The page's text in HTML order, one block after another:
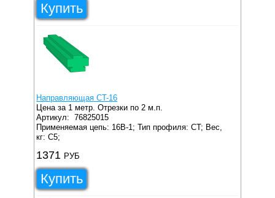
Купить
Направляющая CT-16
Цена за 1 метр. Отрезки по 2 м.п.
Артикул:76825015
Применяемая цепь: 16B-1; Тип профиля: CT; Вес,
кг: C5;
1371 РУБ
Купить